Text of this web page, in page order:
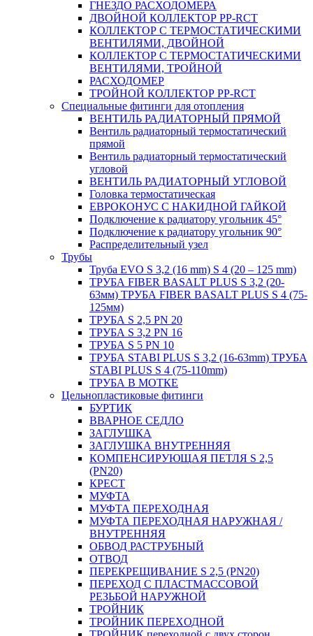
ГНЕЗДО РАСХОДОМЕРА
ДВОЙНОЙ КОЛЛЕКТОР PP-RCT
КОЛЛЕКТОР С ТЕРМОСТАТИЧЕСКИМИ
ВЕНТИЛЯМИ, ДВОЙНОЙ
КОЛЛЕКТОР С ТЕРМОСТАТИЧЕСКИМИ
ВЕНТИЛЯМИ, ТРОЙНОЙ
РАСХОДОМЕР
ТРОЙНОЙ КОЛЛЕКТОР PP-RCT
Специальные фитинги для отопления
ВЕНТИЛЬ РАДИАТОРНЫЙ ПРЯМОЙ
Вентиль радиаторный термостатический
прямой
Вентиль радиаторный термостатический
угловой
ВЕНТИЛЬ РАДИАТОРНЫЙ УГЛОВОЙ
Головка термостатическая
ЕВРОКОНУС С НАКИДНОЙ ГАЙКОЙ
Подключение к радиатору угольник 45°
Подключение к радиатору угольник 90°
Распределительный узел
Трубы
Труба EVO S 3,2 (16 mm) S 4 (20 – 125 mm)
ТРУБА FIBER BASALT PLUS S 3,2 (20-
63мм) ТРУБА FIBER BASALT PLUS S 4 (75-
125мм)
ТРУБА S 2,5 PN 20
ТРУБА S 3,2 PN 16
ТРУБА S 5 PN 10
ТРУБА STABI PLUS S 3,2 (16-63mm) ТРУБА
STABI PLUS S 4 (75-110mm)
ТРУБА В МОТКЕ
Цельнопластиковые фитинги
БУРТИК
ВВАРНОЕ СЕДЛО
ЗАГЛУШКА
ЗАГЛУШКА ВНУТРЕННЯЯ
КОМПЕНСИРУЮЩАЯ ПЕТЛЯ S 2,5
(PN20)
КРЕСТ
МУФТА
МУФТА ПЕРЕХОДНАЯ
МУФТА ПЕРЕХОДНАЯ НАРУЖНАЯ /
ВНУТРЕННЯЯ
ОБВОД РАСТРУБНЫЙ
ОТВОД
ПЕРЕКРЕЩИВАНИЕ S 2,5 (PN20)
ПЕРЕХОД С ПЛАСТМАССОВОЙ
РЕЗЬБОЙ НАРУЖНОЙ
ТРОЙНИК
ТРОЙНИК ПЕРЕXОДНОЙ